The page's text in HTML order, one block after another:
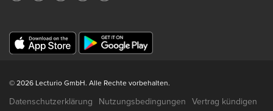
© 2026 Lecturio GmbH. Alle Rechte vorbehalten.
Datenschutzerklärung Nutzungsbedingungen
Vertrag kündigen